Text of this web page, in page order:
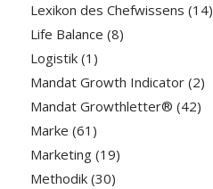
Lexikon des Chefwissens (14)
Life Balance (8)
Logistik(1)
Mandat Growth Indicator(2)
Mandat Growthletter® (42)
Marke (61)
Marketing(19)
Methodik(30)